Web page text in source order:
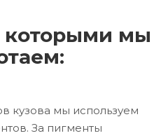
которыми мы
кузова мы используем
За пигменты